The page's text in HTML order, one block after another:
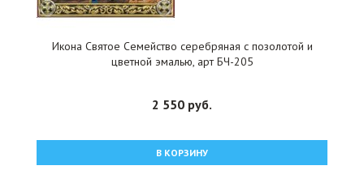
Икона Святое Семейство серебряная с позолотой и
цветной эмалью, арт БЧ-205
2 550 руб.
В КОРЗИНУ